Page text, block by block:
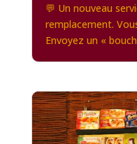
💬 Un nouveau
remplacement.
Envoyez un «